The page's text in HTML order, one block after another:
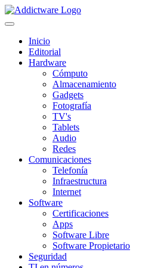
Inicio
Editorial
Hardware
Cómputo
Almacenamiento
Gadgets
Fotografía
TV's
Tablets
Audio
Redes
Comunicaciones
Telefonía
Infraestructura
Internet
Software
Certificaciones
Apps
Software Libre
Software Propietario
Seguridad